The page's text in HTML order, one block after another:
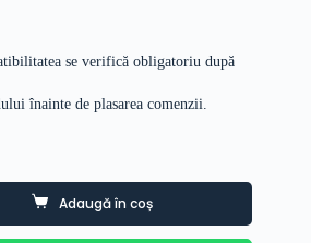
se verifică obligatoriu după
înainte de plasarea comenzii.
Adaugă în coș